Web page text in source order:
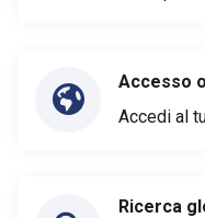
Accesso
Accedi al
Ricerca